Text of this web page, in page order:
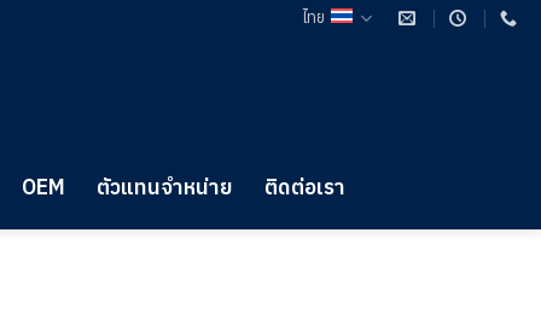
ไทย
OEM ตัวแทนจำหน่าย ติดต่อเรา